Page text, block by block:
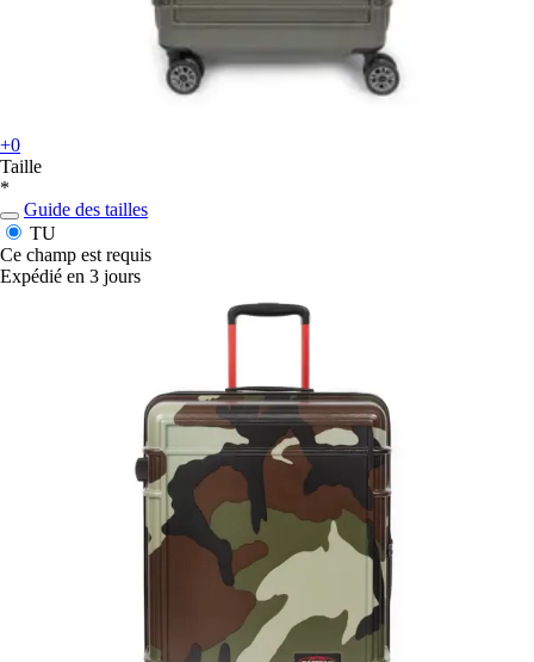
+0
Taille
*
Guide des tailles
TU
Ce champ est requis
Expédié en 3 jours